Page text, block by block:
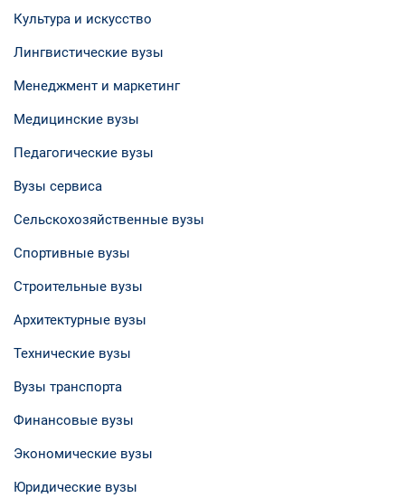
Культура и искусство
Лингвистические вузы
Менеджмент и маркетинг
Медицинские вузы
Педагогические вузы
Вузы сервиса
Сельскохозяйственные вузы
Спортивные вузы
Строительные вузы
Архитектурные вузы
Технические вузы
Вузы транспорта
Финансовые вузы
Экономические вузы
Юридические вузы